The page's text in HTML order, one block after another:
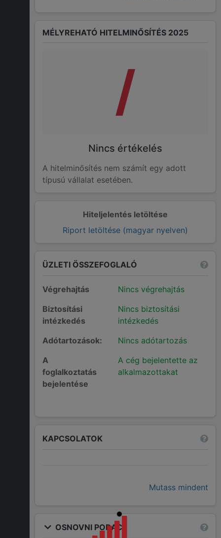
Hiteljelentés letöltése
Riport letöltése (magyar nyelven)
MÉLYREHATÓ HITELMINŐSÍTÉS 2025
/
Nincs értékelés
A hitelminősítés nem számít egy adott
típusú vállalat esetében.
ÜZLETI ÖSSZEFOGLALÓ
Végrehajtás
Nincs végrehajtás
Biztosítási
intézkedés
Nincs biztosítási
intézkedés
Adótartozások:
Nincs adótartozás
A
foglalkoztatás
bejelentése
A cég bejelentette az
alkalmazottakat
KAPCSOLATOK
Mutass mindent
OSNOVNI PODACI